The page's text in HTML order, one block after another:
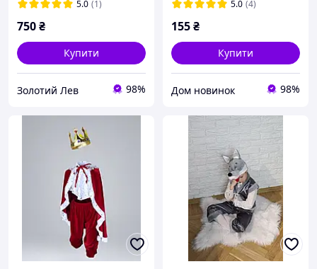
5.0 (1)
750₴
Купити
Золотий Лев 98%
5.0 (4)
155₴
Купити
Дом новинок 98%